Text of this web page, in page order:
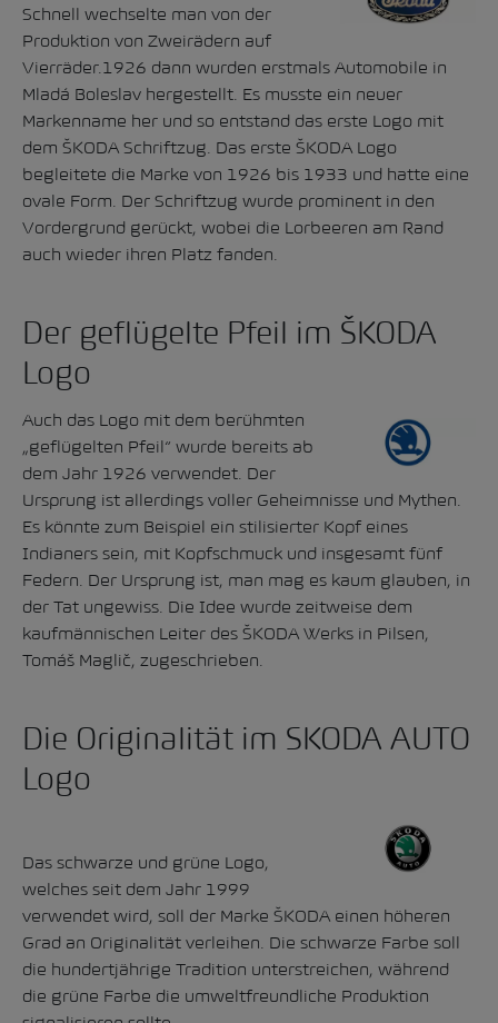
Schnell wechselte man von der
Produktion von Zweirädern auf
Vierräder.1926 dann wurden erstmals Automobile in
Mladá Boleslav hergestellt. Es musste ein neuer
Markenname her und so entstand das erste Logo mit
dem ŠKODA Schriftzug. Das erste ŠKODA Logo
begleitete die Marke von 1926 bis 1933 und hatte eine
ovale Form. Der Schriftzug wurde prominent in den
Vordergrund gerückt, wobei die Lorbeeren am Rand
auch wieder ihren Platz fanden.
Der geflügelte Pfeil im ŠKODA
Logo
Auch das Logo mit dem berühmten
„geflügelten Pfeil“ wurde bereits ab
dem Jahr 1926 verwendet. Der
Ursprung ist allerdings voller Geheimnisse und Mythen.
Es könnte zum Beispiel ein stilisierter Kopf eines
Indianers sein, mit Kopfschmuck und insgesamt fünf
Federn. Der Ursprung ist, man mag es kaum glauben, in
der Tat ungewiss. Die Idee wurde zeitweise dem
kaufmännischen Leiter des ŠKODA Werks in Pilsen,
Tomáš Maglič, zugeschrieben.
Die Originalität im SKODA AUTO
Logo
Das schwarze und grüne Logo,
welches seit dem Jahr 1999
verwendet wird, soll der Marke ŠKODA einen höheren
Grad an Originalität verleihen. Die schwarze Farbe soll
die hundertjährige Tradition unterstreichen, während
die grüne Farbe die umweltfreundliche Produktion